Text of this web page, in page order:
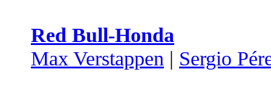
Red Bull-Honda
Max Verstappen | Sergio